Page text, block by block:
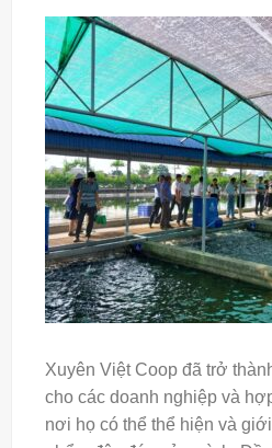
Xuyên Việt Coop đã trở
cho các doanh nghiệp và
nơi họ có thể thể hiện và